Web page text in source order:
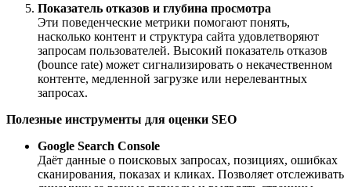
Показатель отказов и глубина просмотра
Эти поведенческие метрики помогают понять,
насколько контент и структура сайта удовлетворяют
запросам пользователей. Высокий показатель отказов
(bounce rate) может сигнализировать о некачественном
контенте, медленной загрузке или нерелевантных
запросах.
Полезные инструменты для оценки SEO
Google Search Console
Даёт данные о поисковых запросах, позициях, ошибках
сканирования, показах и кликах. Позволяет отслеживать